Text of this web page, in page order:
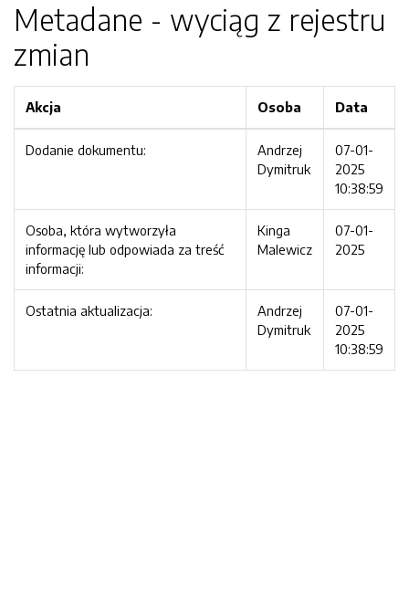
Metadane - wyciąg z rejestru
zmian
Akcja Osoba Data
Dodanie dokumentu:
Andrzej
Dymitruk
07-01-
2025
10:38:59
Osoba, która wytworzyła
informację lub odpowiada za treść
informacji:
Kinga
Malewicz
07-01-
2025
Ostatnia aktualizacja:
Andrzej
Dymitruk
07-01-
2025
10:38:59